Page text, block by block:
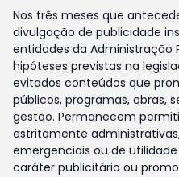
Nos três meses que
divulgação de publicidade
entidades da Administração
hipóteses previstas na
evitados conteúdos que
públicos, programas, obras,
gestão. Permanecem
estritamente
emergenciais ou de
caráter publicitário ou